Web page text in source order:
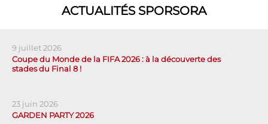
ACTUALITÉS SPORSORA
9 juillet 2026
Coupe du Monde de la FIFA 2026 : à la découverte des
stades du Final 8 !
23 juin 2026
GARDEN PARTY 2026